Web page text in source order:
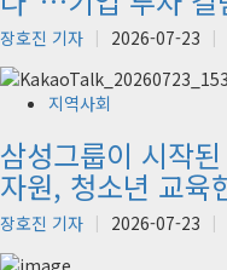
장호진 기자 2026-07-23
지역사회
삼성그룹이 시작
자원, 청소년 교육
장호진 기자 2026-07-23